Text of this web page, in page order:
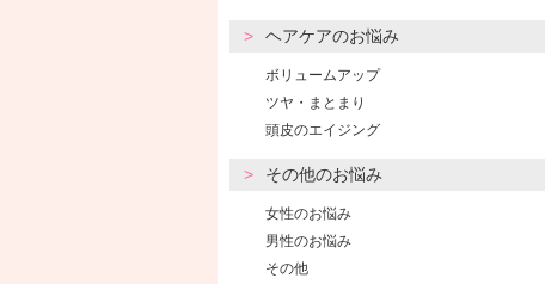
ヘアケアのお悩み
ボリュームアップ
ツヤ・まとまり
頭皮のエイジング
その他のお悩み
女性のお悩み
男性のお悩み
その他